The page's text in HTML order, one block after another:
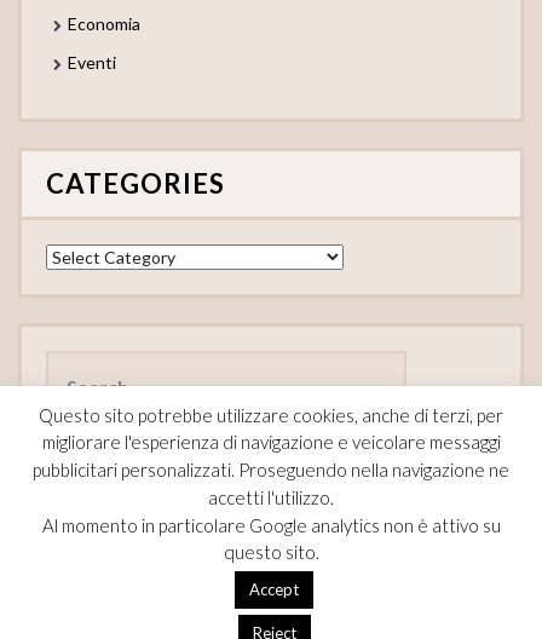
Economia
Eventi
CATEGORIES
Categories
Questo sito potrebbe utilizzare cookies, anche di terzi, per
migliorare l'esperienza di navigazione e veicolare messaggi
pubblicitari personalizzati. Proseguendo nella navigazione ne
accetti l'utilizzo.
Al momento in particolare Google analytics non è attivo su
questo sito.
Accept
Reject